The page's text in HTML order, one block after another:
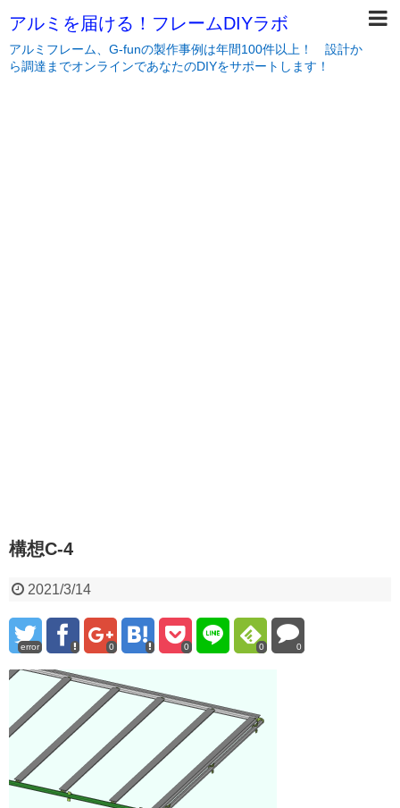
アルミを届ける！フレームDIYラボ
アルミフレーム、G-funの製作事例は年間100件以上！ 設計か
ら調達までオンラインであなたのDIYをサポートします！
構想C-4
2021/3/14
error 0 0 0 0